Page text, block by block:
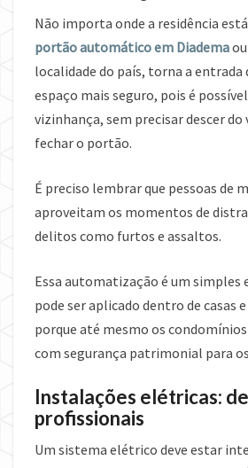
Não importa onde a residência
portão automático em Diadema
localidade do país, torna a entrada
espaço mais seguro, pois é
vizinhança, sem precisar descer do
fechar o portão.
É preciso lembrar que pessoas de
aproveitam os momentos de
delitos como furtos e assaltos.
Essa automatização é um simples
pode ser aplicado dentro de casas
porque até mesmo os
com segurança patrimonial para
Instalações elétricas:
profissionais
Um sistema elétrico deve estar